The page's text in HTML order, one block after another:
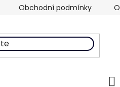
Obchodní podmínky